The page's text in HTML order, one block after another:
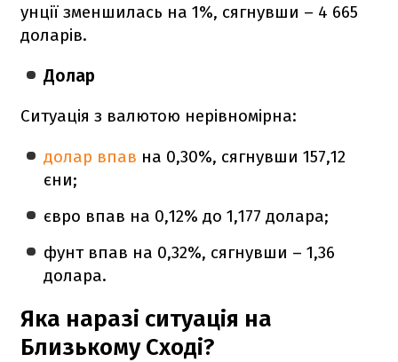
унції зменшилась на 1%, сягнувши – 4 665
доларів.
Долар
Ситуація з валютою нерівномірна:
долар впав на 0,30%, сягнувши 157,12
єни;
євро впав на 0,12% до 1,177 долара;
фунт впав на 0,32%, сягнувши – 1,36
долара.
Яка наразі ситуація на
Близькому Сході?